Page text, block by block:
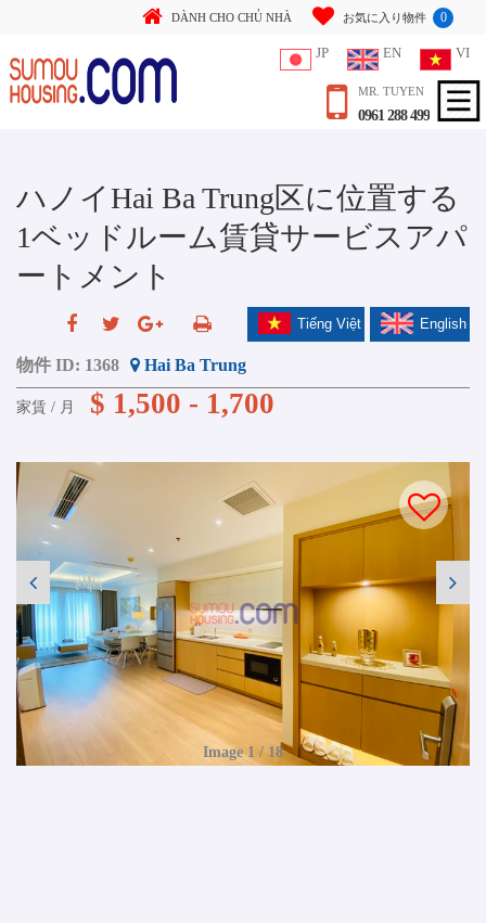
DÀNH CHO CHỦ NHÀ お気に入り物件 0
JP EN VI
MR. TUYEN
0961 288 499
ハノイHai Ba Trung区に位置する
1ベッドルーム賃貸サービスアパ
ートメント
English
Tiếng Việt
物件 ID: 1368 Hai Ba Trung
家賃 / 月 $ 1,500 - 1,700
Image 1 / 18